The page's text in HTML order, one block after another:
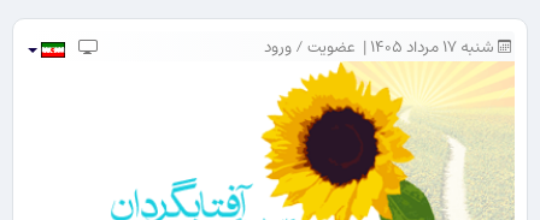
شنبه ۱۷ مرداد ۱۴۰۵ | عضویت/ورود